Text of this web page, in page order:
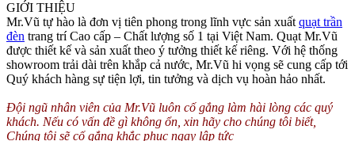
GIỚI THIỆU
Mr.Vũ tự hào là đơn vị tiên phong trong lĩnh vực sản xuất quạt trần
đèn trang trí Cao cấp – Chất lượng số 1 tại Việt Nam. Quạt Mr.Vũ
được thiết kế và sản xuất theo ý tưởng thiết kế riêng. Với hệ thống
showroom trải dài trên khắp cả nước, Mr.Vũ hi vọng sẽ cung cấp tới
Quý khách hàng sự tiện lợi, tin tưởng và dịch vụ hoàn hảo nhất.
Đội ngũ nhân viên của Mr.Vũ luôn cố gắng làm hài lòng các quý
khách. Nếu có vấn đề gì không ổn, xin hãy cho chúng tôi biết,
Chúng tôi sẽ cố gắng khắc phục ngay lập tức